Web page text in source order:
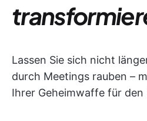
Lassen Sie sich nicht
durch Meetings rauben –
Ihrer Geheimwaffe für